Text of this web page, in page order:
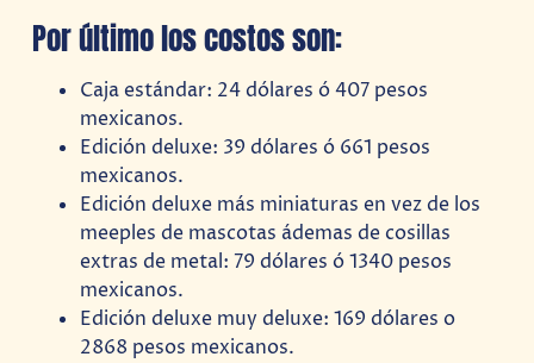
Por último los costos son:
Caja estándar: 24 dólares ó 407 pesos
mexicanos.
Edición deluxe: 39 dólares ó 661 pesos
mexicanos.
Edición deluxe más miniaturas en vez de los
meeples de mascotas ádemas de cosillas
extras de metal: 79 dólares ó 1340 pesos
mexicanos.
Edición deluxe muy deluxe: 169 dólares o
2868 pesos mexicanos.